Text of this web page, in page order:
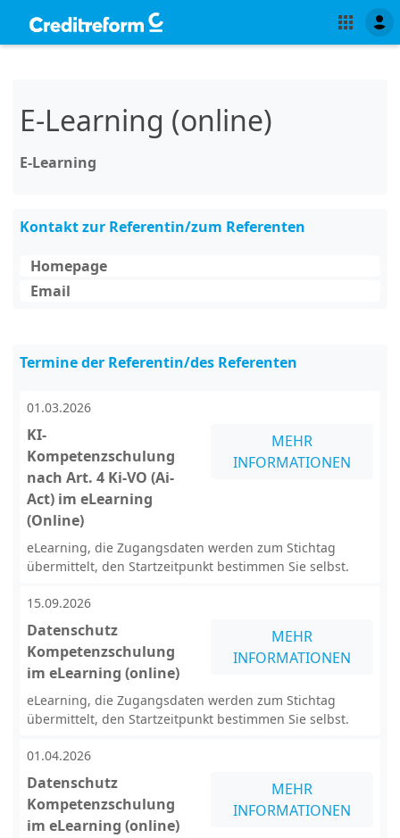
E-Learning (online)
E-Learning
Kontakt zur Referentin/zum Referenten
Homepage
Email
Termine der Referentin/des Referenten
01.03.2026
KI-
Kompetenzschulung
nach Art. 4 Ki-VO (Ai-
Act) im eLearning
(Online)
MEHR
INFORMATIONEN
eLearning, die Zugangsdaten werden zum Stichtag
übermittelt, den Startzeitpunkt bestimmen Sie selbst.
15.09.2026
Datenschutz
Kompetenzschulung
im eLearning (online)
MEHR
INFORMATIONEN
eLearning, die Zugangsdaten werden zum Stichtag
übermittelt, den Startzeitpunkt bestimmen Sie selbst.
01.04.2026
Datenschutz
Kompetenzschulung
im eLearning (online)
MEHR
INFORMATIONEN